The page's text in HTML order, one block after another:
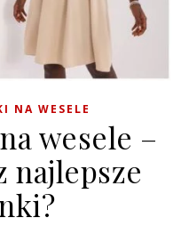
NA WESELE
wesele –
najlepsze